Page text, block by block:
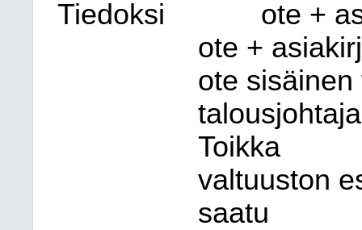
Tiedoksi
ote +
ote +
ote
Toikka
valtuuston
saatu